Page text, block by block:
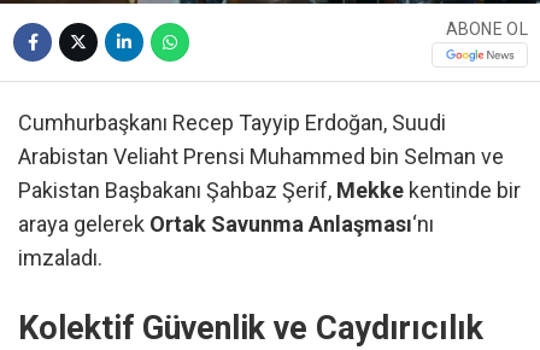
ABONE OL
Cumhurbaşkanı Recep Tayyip Erdoğan, Suudi
Arabistan Veliaht Prensi Muhammed bin Selman ve
Pakistan Başbakanı Şahbaz Şerif, Mekke kentinde bir
araya gelerek Ortak Savunma Anlaşması‘nı
imzaladı.
Kolektif Güvenlik ve Caydırıcılık